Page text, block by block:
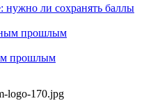
ли сохранять баллы
прошлым